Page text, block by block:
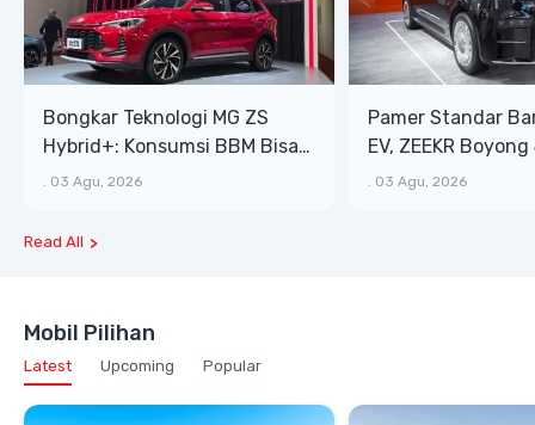
Bongkar Teknologi MG ZS
Hybrid+: Konsumsi BBM Bisa
Tembus 27,7 Km/Liter
03 Agu, 2026
Pamer Standar
EV, ZEEKR
Listrik Mewah di
03 Agu, 2026
Read All
Mobil Pilihan
Latest Upcoming Popular